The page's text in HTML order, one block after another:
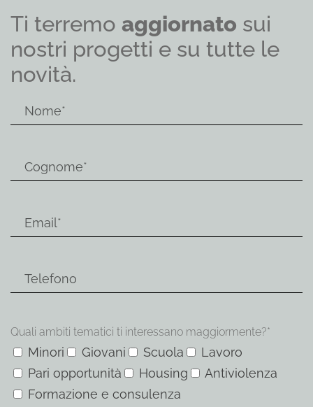
Ti terremo aggiornato sui
nostri progetti e su tutte le
novità.
Quali ambiti tematici ti interessano maggiormente?*
Minori Giovani Scuola
Lavoro
Pari opportunità
Housing
Antiviolenza
Formazione e consulenza